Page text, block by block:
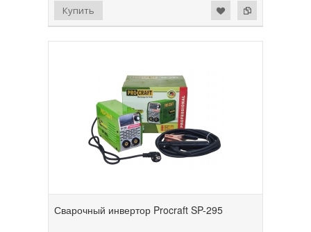
Сварочный инвертор Procraft SP-295